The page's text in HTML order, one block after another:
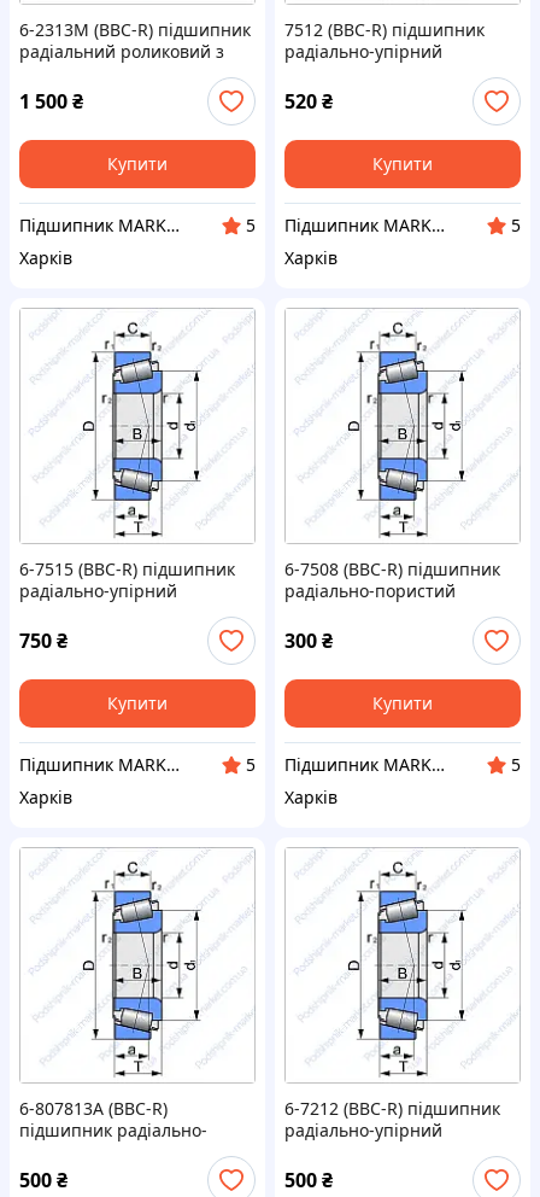
6-2313М (BBC-R) підшипник
радіальний роликовий з
короткими циліндричними
роликами
1 500₴
Купити
Підшипник MARKET Інтернет-магазин
5
Харків
7512 (BBC-R) підшипник
радіально-упірний
520₴
Купити
Підшипник MARKET Інтернет-магазин
5
Харків
6-7515 (BBC-R) підшипник
радіально-упірний
750₴
Купити
Підшипник MARKET Інтернет-магазин
5
Харків
6-7508 (BBC-R) підшипник
радіально-пористий
300₴
Купити
Підшипник MARKET Інтернет-магазин
5
Харків
6-807813A (BBC-R)
підшипник радіально-
конічний
500₴
6-7212 (BBC-R) підшипник
радіально-упірний
500₴